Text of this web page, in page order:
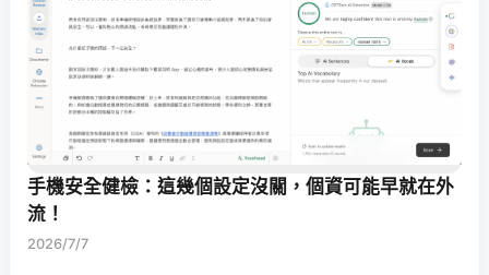
手機安全健檢：這幾個設定沒關，個資可能早就在外
流！
2026/7/7